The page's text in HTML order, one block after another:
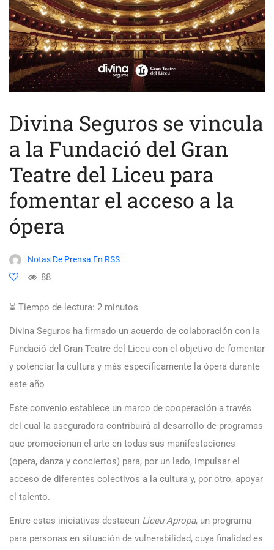
Divina Seguros se vincula
a la Fundació del Gran
Teatre del Liceu para
fomentar el acceso a la
ópera
Notas De Prensa En RSS
88
⏳ Tiempo de lectura: 2 minutos
Divina Seguros ha firmado un acuerdo de colaboración con la
Fundació del Gran Teatre del Liceu con el objetivo de fomentar
y potenciar la cultura y más específicamente la ópera durante
este año
Este convenio establece un marco de cooperación a través
del cual la aseguradora contribuirá al desarrollo de programas
que promocionan el arte en todas sus manifestaciones
(ópera, danza y conciertos) para, por un lado, impulsar el
acceso de diferentes colectivos a la cultura y, por otro, apoyar
el talento.
Entre estas iniciativas destacan Liceu Apropa, un programa
para personas en situación de vulnerabilidad, cuya finalidad es